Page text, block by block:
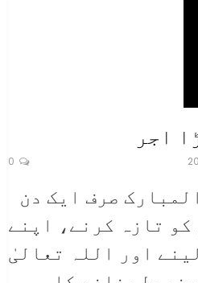
اجر
صرف ایک دن
کو تازہ کرنے، اپنے
اور اللہ تعالیٰ